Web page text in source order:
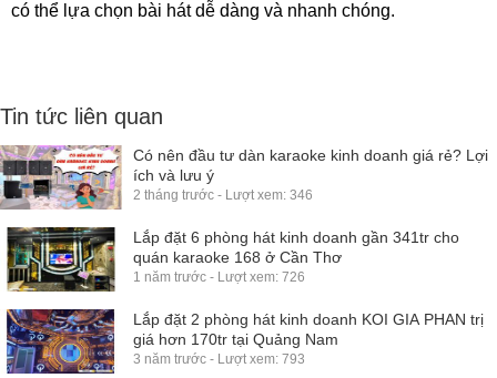
có thể lựa chọn bài hát dễ dàng và nhanh chóng.
Tin tức liên quan
Có nên đầu tư dàn karaoke kinh doanh giá rẻ? Lợi
ích và lưu ý
2 tháng trước - Lượt xem: 346
Lắp đặt 6 phòng hát kinh doanh gần 341tr cho
quán karaoke 168 ở Cần Thơ
1 năm trước - Lượt xem: 726
Lắp đặt 2 phòng hát kinh doanh KOI GIA PHAN trị
giá hơn 170tr tại Quảng Nam
3 năm trước - Lượt xem: 793